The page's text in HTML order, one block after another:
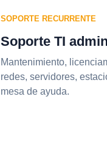
SOPORTE RECURRENTE
Soporte TI
Mantenimiento,
redes, servidores,
mesa de ayuda.